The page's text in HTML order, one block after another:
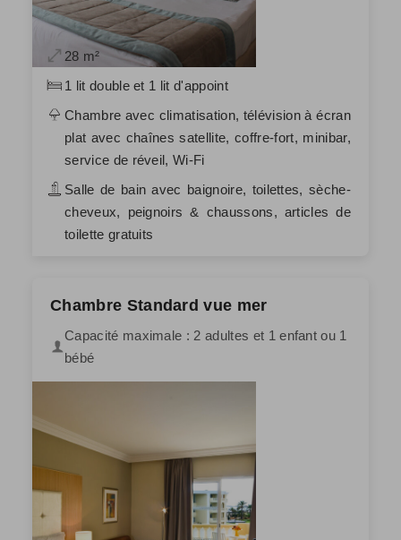
28 m²
1 lit double et 1 lit d'appoint
Chambre avec climatisation, télévision à écran
plat avec chaînes satellite, coffre-fort, minibar,
service de réveil, Wi-Fi
Salle de bain avec baignoire, toilettes, sèche-
cheveux, peignoirs & chaussons, articles de
toilette gratuits
Chambre Standard vue mer
Capacité maximale : 2 adultes et 1 enfant ou 1
bébé